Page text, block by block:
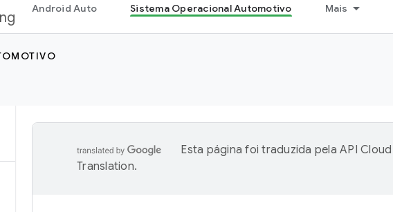
Android Auto Sistema Operacional Automotivo Mais
Esta página foi traduzida pela API Cloud
Translation.